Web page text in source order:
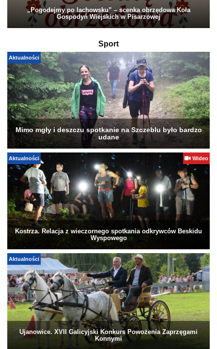
„Pogodejmy po lachowsku” – scenka obrzędowa Koła
Gospodyń Wiejskich w Pisarzowej
Sport
Aktualności
Mimo mgły i deszczu spotkanie na Szczeblu było bardzo
udane
Aktualności Wideo
Kostrza. Relacja z wieczornego spotkania odkrywców Beskidu
Wyspowego
Aktualności
Ujanowice. XVII Galicyjski Konkurs Powożenia Zaprzęgami
Konnymi